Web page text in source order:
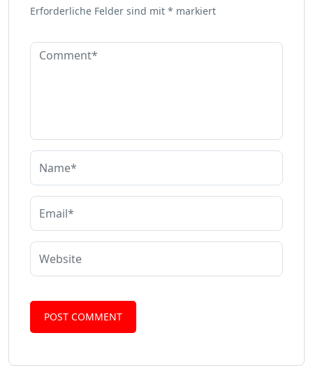
Erforderliche Felder sind mit * markiert